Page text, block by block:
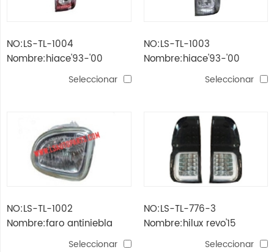
NO:LS-TL-1004
Nombre:hiace'93-'00
deluxe led lámpara de
Seleccionar
NO:LS-TL-1003
Nombre:hiace'93-'00
deluxe lámpara de cola
Seleccionar
NO:LS-TL-1002
Nombre:faro antiniebla
funcargo'96-'99Seleccionar
NO:LS-TL-776-3
Nombre:hilux revo'15
lámpara de cola humo /
Seleccionar